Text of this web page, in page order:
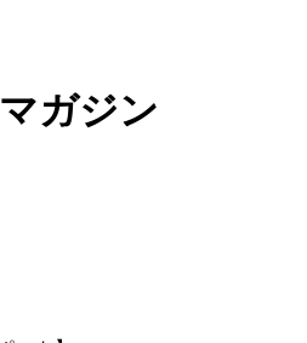
マガジン